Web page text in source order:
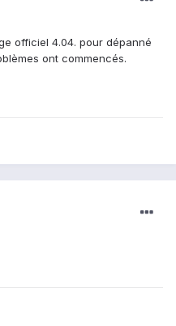
officiel 4.04. pour dépanné
ont commencés.